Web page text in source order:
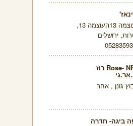
העוצמה 13העוצמה 13,
ירושלים
Rose- NRG רוז
גונן , אחר
ביגה- חדרה